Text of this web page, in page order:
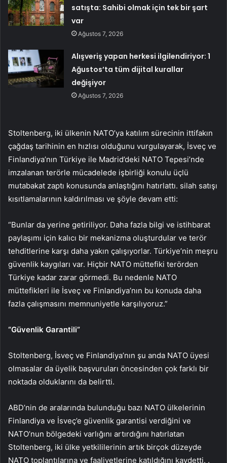
satışta: Sahibi olmak için tek bir şart
var
Ağustos 7, 2026
Alışveriş yapan herkesi ilgilendiriyor: 1
Ağustos’ta tüm dijital kurallar
değişiyor
Ağustos 7, 2026
Stoltenberg, iki ülkenin NATO’ya katılım sürecinin ittifakın
çağdaş tarihinin en hızlısı olduğunu vurgulayarak, İsveç ve
Finlandiya’nın Türkiye ile Madrid’deki NATO Tepesi’nde
imzalanan terörle mücadelede işbirliği konulu üçlü
mutabakat zaptı konusunda anlaştığını hatırlattı. silah satışı
kısıtlamalarının kaldırılması ve şöyle devam etti:
“Bunlar da yerine getiriliyor. Daha fazla bilgi ve istihbarat
paylaşımı için kalıcı bir mekanizma oluşturdular ve terör
tehditlerine karşı daha yakın çalışıyorlar. Türkiye’nin meşru
güvenlik kaygıları var. Hiçbir NATO müttefiki terörden
Türkiye kadar zarar görmedi. Bu nedenle NATO
müttefikleri ile İsveç ve Finlandiya’nın bu konuda daha
fazla çalışmasını memnuniyetle karşılıyoruz.”
“Güvenlik Garantili”
Stoltenberg, İsveç ve Finlandiya’nın şu anda NATO üyesi
olmasalar da üyelik başvuruları öncesinden çok farklı bir
noktada olduklarını da belirtti.
ABD’nin de aralarında bulunduğu bazı NATO ülkelerinin
Finlandiya ve İsveç’e güvenlik garantisi verdiğini ve
NATO’nun bölgedeki varlığını artırdığını hatırlatan
Stoltenberg, iki ülke yetkililerinin artık birçok düzeyde
NATO toplantılarına ve faaliyetlerine katıldığını kaydetti. .